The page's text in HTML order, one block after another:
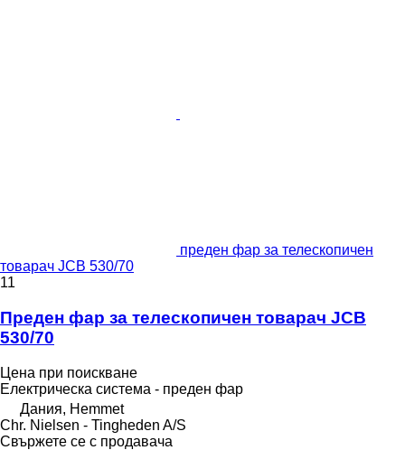
преден фар за телескопичен
товарач JCB 530/70
11
Преден фар за телескопичен товарач JCB
530/70
Цена при поискване
Електрическа система - преден фар
Дания, Hemmet
Chr. Nielsen - Tingheden A/S
Свържете се с продавача